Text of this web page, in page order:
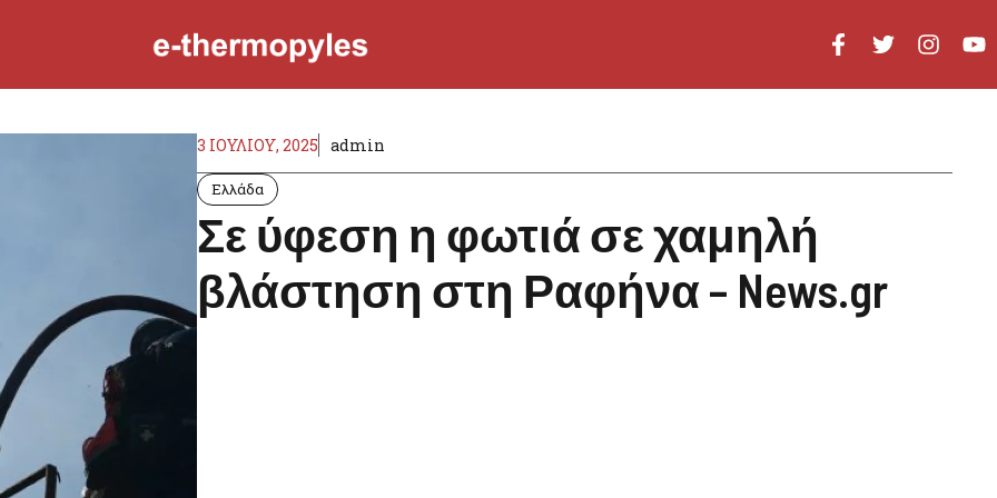
3 ΙΟΥΛΊΟΥ, 2025 admin
Ελλάδα
Σε ύφεση η φωτιά σε χαμηλή
βλάστηση στη Ραφήνα – News.gr